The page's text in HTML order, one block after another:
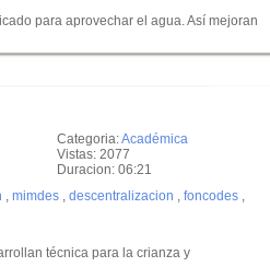
para aprovechar el agua. Así mejoran
Categoria:Académica
Vistas: 2077
Duracion: 06:21
, mimdes , descentralizacion , foncodes ,
técnica para la crianza y